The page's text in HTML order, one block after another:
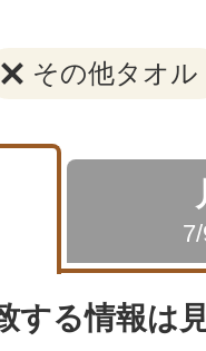
その他タオル
する情報は